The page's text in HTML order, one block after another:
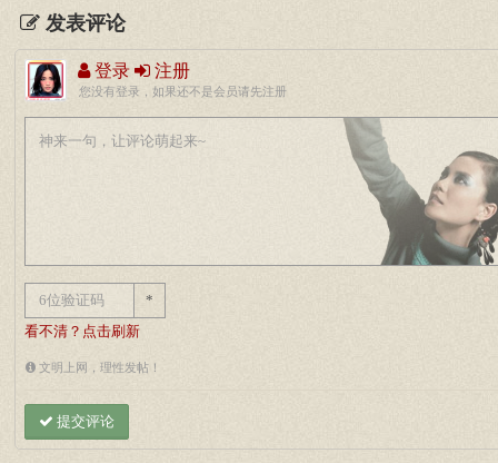
发表评论
登录 注册
您没有登录，如果还不是会员请先注册
*
看不清？点击刷新
文明上网，理性发帖！
提交评论